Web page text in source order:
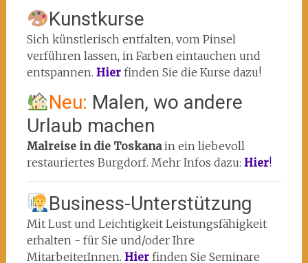
Kunstkurse
Sich künstlerisch entfalten, vom Pinsel
verführen lassen, in Farben eintauchen und
entspannen. Hier finden Sie die Kurse dazu!
Neu: Malen, wo andere
Urlaub machen
Malreise in die Toskanain ein liebevoll
restauriertes Burgdorf. Mehr Infos dazu: Hier!
Business-Unterstützung
Mit Lust und Leichtigkeit Leistungsfähigkeit
erhalten - für Sie und/oder Ihre
MitarbeiterInnen. Hier finden Sie Seminare